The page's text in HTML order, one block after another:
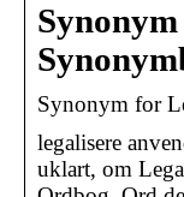
Synonym for
legalisere
uklart, om